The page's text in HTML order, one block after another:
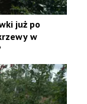
już po
w